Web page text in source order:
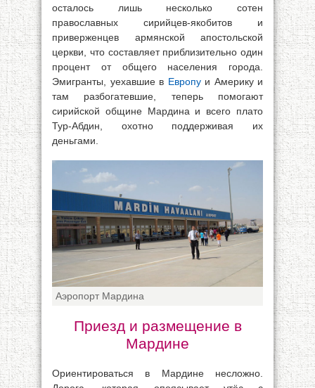
осталось лишь несколько сотен
православных сирийцев-якобитов и
приверженцев армянской апостольской
церкви, что составляет приблизительно один
процент от общего населения города.
Эмигранты, уехавшие в Европуи Америку и
там разбогатевшие, теперь помогают
сирийской общине Мардина и всего плато
Тур-Абдин, охотно поддерживая их
деньгами.
Аэропорт Мардина
Приезд и размещение в
Мардине
Ориентироваться в Мардине несложно.